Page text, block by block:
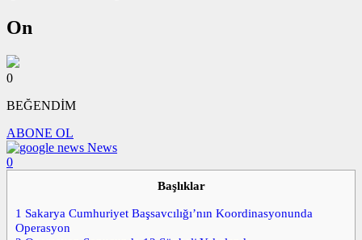
On
0
BEĞENDİM
ABONE OL
News
0
Başlıklar
1 Sakarya Cumhuriyet Başsavcılığı’nın Koordinasyonunda
Operasyon